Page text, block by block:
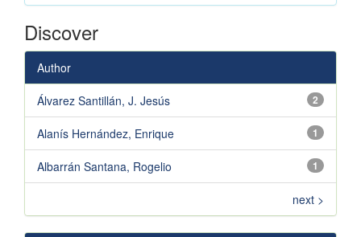
Discover
Author
2
Álvarez Santillán, J. Jesús
1
Alanís Hernández, Enrique
1
Albarrán Santana, Rogelio
next >